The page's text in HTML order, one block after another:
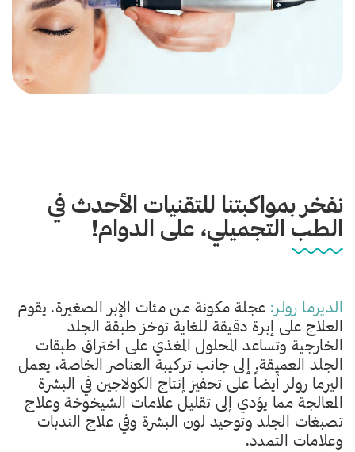
نفخر بمواكبتنا للتقنيات الأحدث في
الطب التجميلي، على الدوام!
الديرما رولر: عجلة مكونة من مئات الإبر الصغيرة. يقوم
العلاج على إبرة دقيقة للغاية توخز طبقة الجلد
الخارجية وتساعد المحلول المغذي على اختراق طبقات
الجلد العميقة. إلى جانب تركيبة العناصر الخاصة، يعمل
اليرما رولر أيضاً على تحفيز إنتاج الكولاجين في البشرة
المعالجة مما يؤدي إلى تقليل علامات الشيخوخة وعلاج
تصبغات الجلد وتوحيد لون البشرة وفي علاج الندبات
وعلامات التمدد.